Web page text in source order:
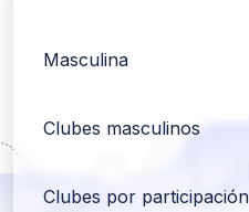
Masculina
Clubes masculinos
Clubes por participación